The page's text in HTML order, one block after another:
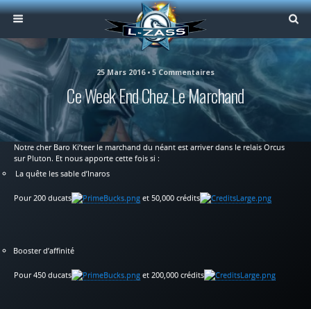
25 Mars 2016 • 5 Commentaires
Ce Week End Chez Le Marchand
Notre cher Baro Ki’teer le marchand du néant est arriver dans le relais Orcus
sur Pluton. Et nous apporte cette fois si :
La quête les sable d’Inaros
Pour 200 ducats et 50,000 crédits
Booster d’affinité
Pour 450 ducats et 200,000 crédits